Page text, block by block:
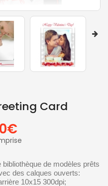
Card
de modèles prêts
des calques ouverts:
10x15 300dpi;